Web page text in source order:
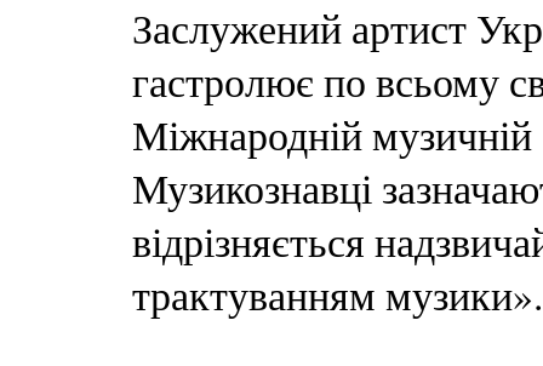
Заслужений артист
гастролює по всьому
Міжнародній музичній
Музикознавці
відрізняється
трактуванням музики».